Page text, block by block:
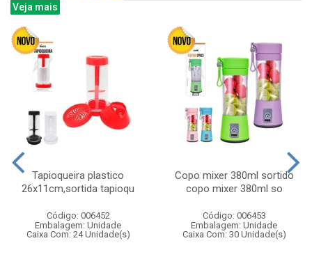
Veja mais
Tapioqueira plastico
26x11cm,sortida tapioqu
Código: 006452
Embalagem: Unidade
Caixa Com: 24 Unidade(s)
Copo mixer 380ml sortido
copo mixer 380ml so
Código: 006453
Embalagem: Unidade
Caixa Com: 30 Unidade(s)